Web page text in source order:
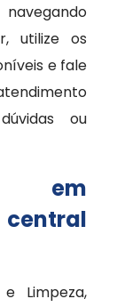
utilize os
e fale
ou
em
Limpeza,